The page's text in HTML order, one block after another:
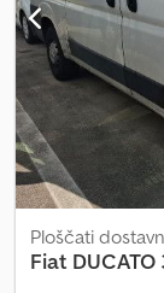
Ploščati
Fiat DUCATO